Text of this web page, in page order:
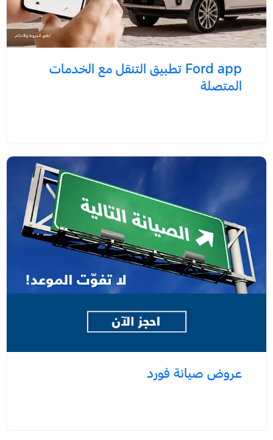
Ford app‎ تطبيق التنقل مع الخدمات
المتصلة
عروض صيانة فورد